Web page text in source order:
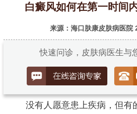
白癜风如何在第一时间
来源：海口肤康皮肤病医院
快速问诊，皮肤病医生与
没有人愿意患上疾病，但有